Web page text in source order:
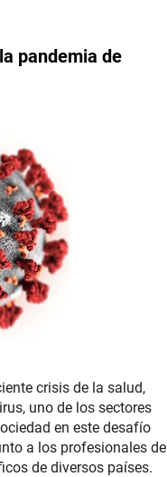
pandemia de
crisis de la salud,
uno de los sectores
en este desafío
a los profesionales de
de diversos países.